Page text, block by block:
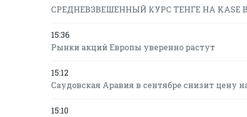
СРЕДНЕВЗВЕШЕННЫЙ КУРС ТЕНГЕ НА KASE В
15:36
Рынки акций Европы уверенно растут
15:12
Саудовская Аравия в сентябре снизит цену
15:10